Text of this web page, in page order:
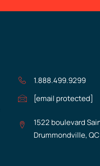
1.888.499.9299
[email protected]
1522 boulevard
Drummondville,